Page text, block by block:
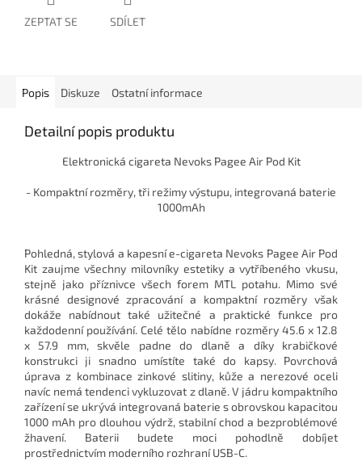
ZEPTAT SE SDÍLET
Popis Diskuze Ostatní informace
Detailní popis produktu
Elektronická cigareta Nevoks Pagee Air Pod Kit
- Kompaktní rozměry, tři režimy výstupu, integrovaná baterie
1000mAh
Pohledná, stylová a kapesní e-cigareta Nevoks Pagee Air Pod
Kit zaujme všechny milovníky estetiky a vytříbeného vkusu,
stejně jako příznivce všech forem MTL potahu. Mimo své
krásné designové zpracování a kompaktní rozměry však
dokáže nabídnout také užitečné a praktické funkce pro
každodenní používání. Celé tělo nabídne rozměry 45.6 x 12.8
x 57.9 mm, skvěle padne do dlaně a díky krabičkové
konstrukci ji snadno umístíte také do kapsy. Povrchová
úprava z kombinace zinkové slitiny, kůže a nerezové oceli
navíc nemá tendenci vykluzovat z dlaně. V jádru kompaktního
zařízení se ukrývá integrovaná baterie s obrovskou kapacitou
1000 mAh pro dlouhou výdrž, stabilní chod a bezproblémové
žhavení. Baterii budete moci pohodlně dobíjet
prostřednictvím moderního rozhraní USB-C.